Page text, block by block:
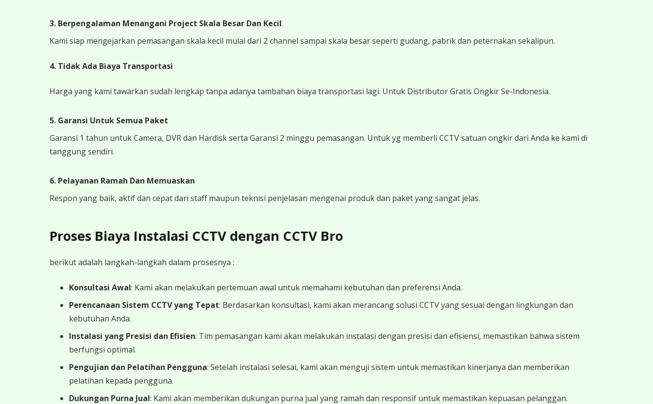
3. Berpengalaman Menangani Project Skala Besar Dan Kecil
Kami siap mengejarkan pemasangan skala kecil mulai dari 2 channel sampai skala besar seperti gudang, pabrik dan peternakan sekalipun.
4. Tidak Ada Biaya Transportasi
Harga yang kami tawarkan sudah lengkap tanpa adanya tambahan biaya transportasi lagi. Untuk Distributor Gratis Ongkir Se-Indonesia.
5. Garansi Untuk Semua Paket
Garansi 1 tahun untuk Camera, DVR dan Hardisk serta Garansi 2 minggu pemasangan. Untuk yg memberli CCTV satuan ongkir dari Anda ke kami di
tanggung sendiri.
6. Pelayanan Ramah Dan Memuaskan
Respon yang baik, aktif dan cepat dari staff maupun teknisi penjelasan mengenai produk dan paket yang sangat jelas.
Proses Biaya Instalasi CCTV dengan CCTV Bro
berikut adalah langkah-langkah dalam prosesnya :
Konsultasi Awal: Kami akan melakukan pertemuan awal untuk memahami kebutuhan dan preferensi Anda.
Perencanaan Sistem CCTV yang Tepat: Berdasarkan konsultasi, kami akan merancang solusi CCTV yang sesuai dengan lingkungan dan
kebutuhan Anda.
Instalasi yang Presisi dan Efisien: Tim pemasangan kami akan melakukan instalasi dengan presisi dan efisiensi, memastikan bahwa sistem
berfungsi optimal.
Pengujian dan Pelatihan Pengguna: Setelah instalasi selesai, kami akan menguji sistem untuk memastikan kinerjanya dan memberikan
pelatihan kepada pengguna.
Dukungan Purna Jual: Kami akan memberikan dukungan purna jual yang ramah dan responsif untuk memastikan kepuasan pelanggan.